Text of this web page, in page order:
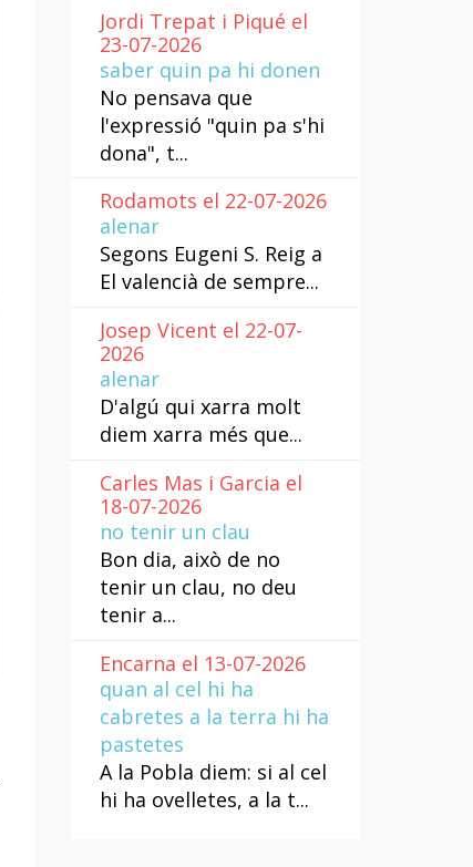
Jordi Trepat i Piqué el
23-07-2026
saber quin pa hi donen
No pensava que
l'expressió "quin pa s'hi
dona", t...
Rodamots el 22-07-2026
alenar
Segons Eugeni S. Reig a
El valencià de sempre...
Josep Vicent el 22-07-
2026
alenar
D'algú qui xarra molt
diem xarra més que...
Carles Mas i Garcia el
18-07-2026
no tenir un clau
Bon dia, això de no
tenir un clau, no deu
tenir a...
Encarna el 13-07-2026
quan al cel hi ha
cabretes a la terra hi ha
pastetes
A la Pobla diem: si al cel
hi ha ovelletes, a la t...